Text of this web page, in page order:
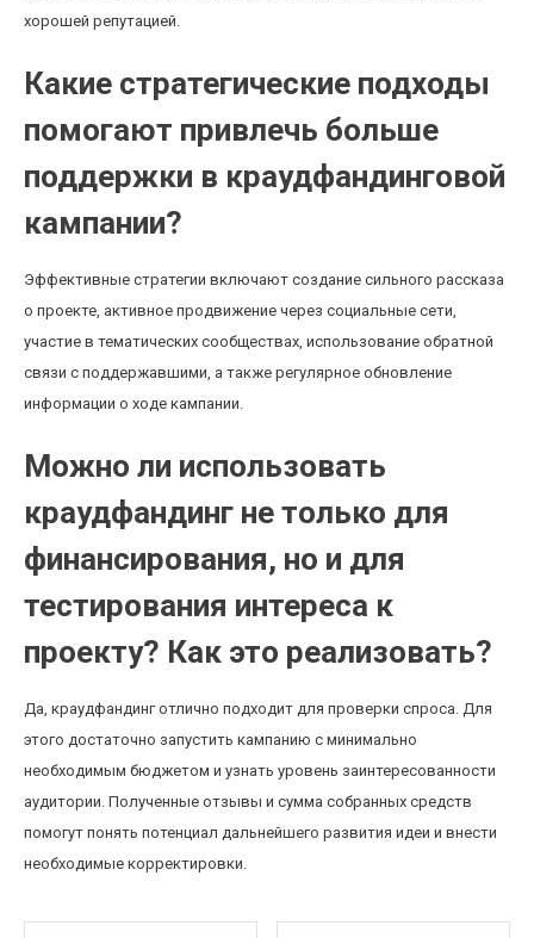
хорошей репутацией.
Какие стратегические подходы
помогают привлечь больше
поддержки в краудфандинговой
кампании?
Эффективные стратегии включают создание сильного рассказа
о проекте, активное продвижение через социальные сети,
участие в тематических сообществах, использование обратной
связи с поддержавшими, а также регулярное обновление
информации о ходе кампании.
Можно ли использовать
краудфандинг не только для
финансирования, но и для
тестирования интереса к
проекту? Как это реализовать?
Да, краудфандинг отлично подходит для проверки спроса. Для
этого достаточно запустить кампанию с минимально
необходимым бюджетом и узнать уровень заинтересованности
аудитории. Полученные отзывы и сумма собранных средств
помогут понять потенциал дальнейшего развития идеи и внести
необходимые корректировки.